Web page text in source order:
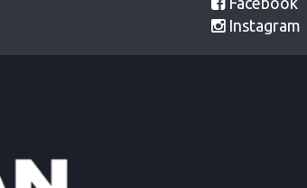
Instagram